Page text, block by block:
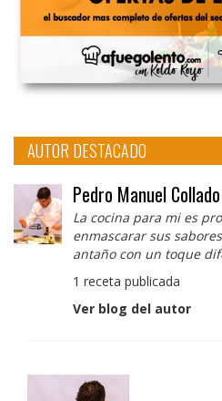
AUTOR DESTACADO
Pedro Manuel
La cocina para mi es
enmascarar sus
antaño con un toque
1 receta publicada
Ver blog del autor